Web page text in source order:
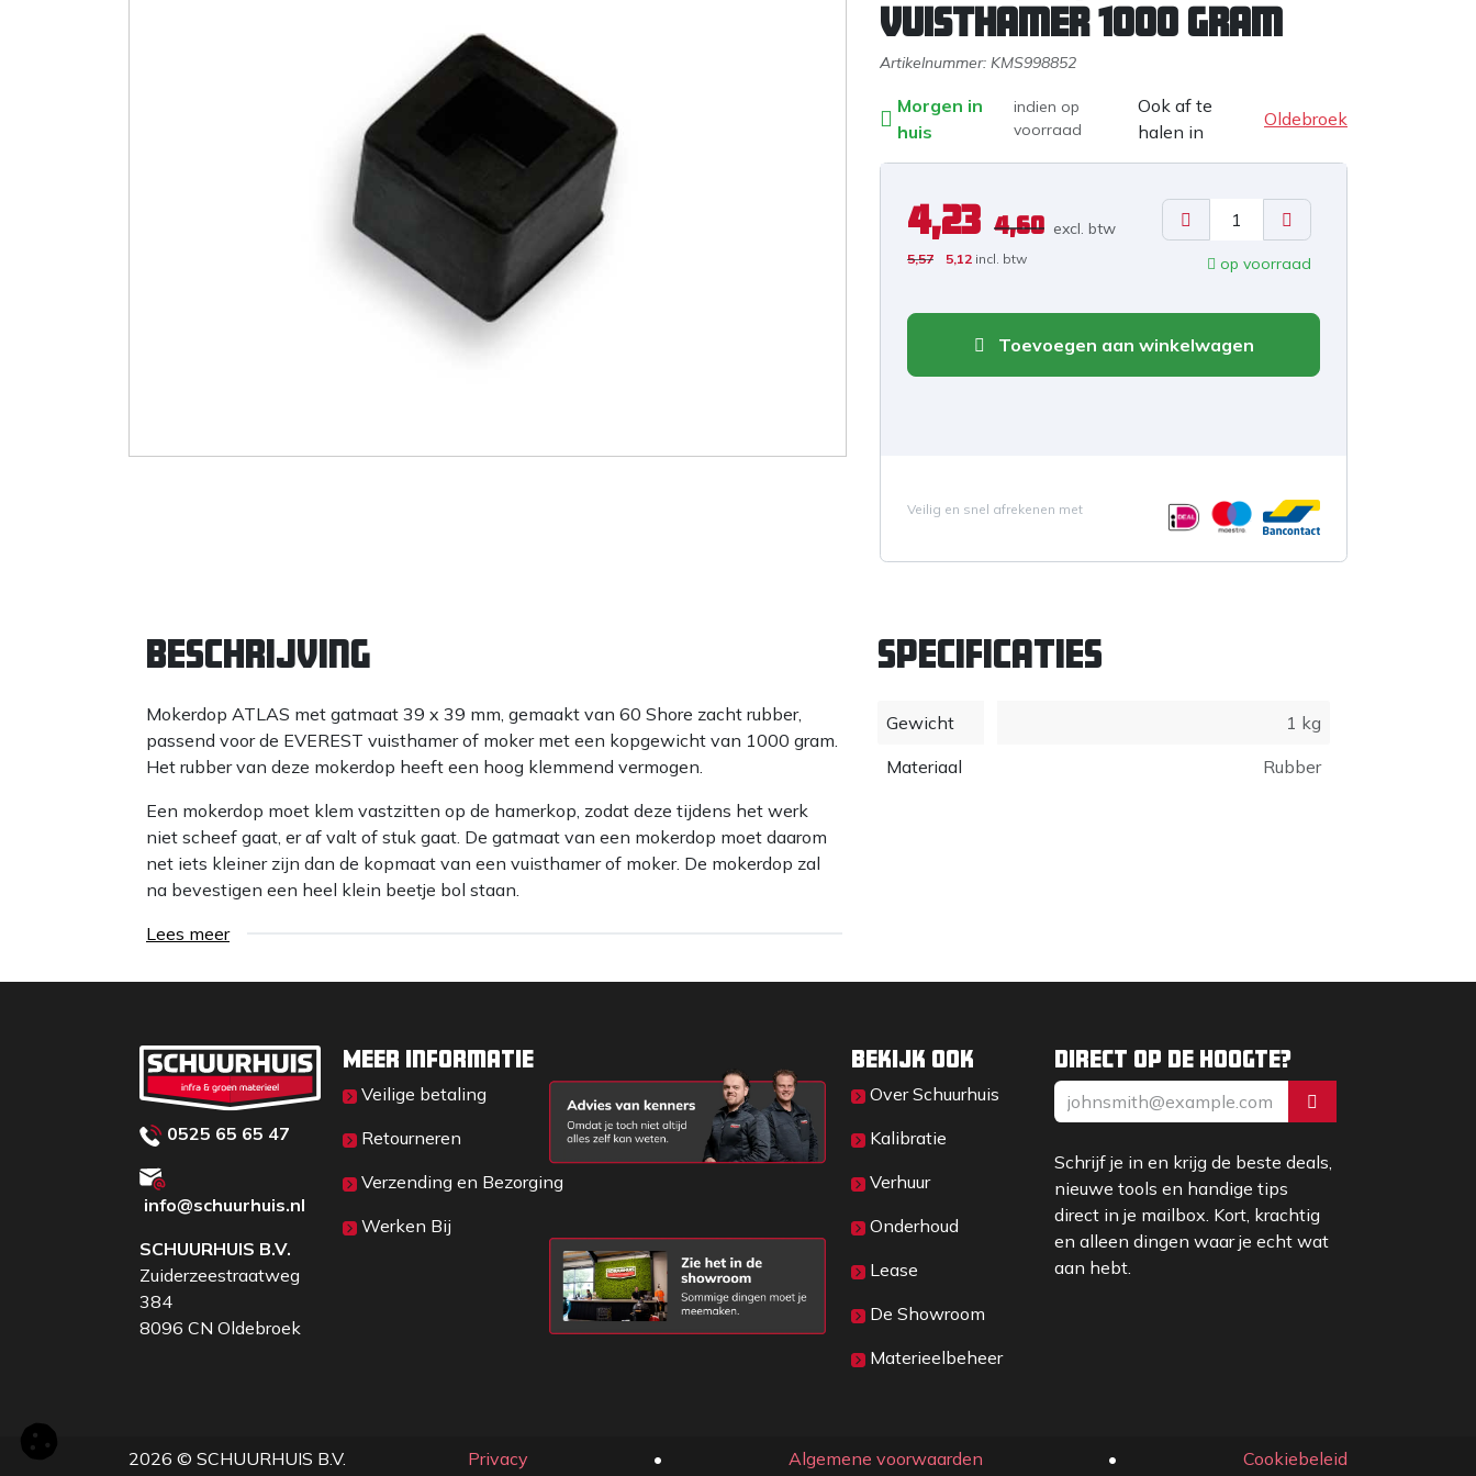
vuisthamer 1000 gram
Artikelnummer: KMS998852
Morgen in
huis
indien op
voorraad
Ook af te
halen in
Oldebroek
4,23 4,60 excl. btw
5,57 5,12 incl. btw op voorraad
Toevoegen aan winkelwagen
Veilig en snel afrekenen met
Beschrijving
Mokerdop ATLAS met gatmaat 39 x 39 mm, gemaakt van 60 Shore zacht rubber,
passend voor de EVEREST vuisthamer of moker met een kopgewicht van 1000 gram.
Het rubber van deze mokerdop heeft een hoog klemmend vermogen.
Een mokerdop moet klem vastzitten op de hamerkop, zodat deze tijdens het werk
niet scheef gaat, er af valt of stuk gaat. De gatmaat van een mokerdop moet daarom
net iets kleiner zijn dan de kopmaat van een vuisthamer of moker. De mokerdop zal
na bevestigen een heel klein beetje bol staan.
Anderzijds mag een mokerdop niet te klein zijn. Een te kleine mokerdop zal tijdens
Lees meer
Specificaties
Gewicht
1 kg
Materiaal
Rubber
Direct op de hoogte?
Schrijf je in en krijg de beste deals,
nieuwe tools en handige tips
direct in je mailbox. Kort, krachtig
en alleen dingen waar je echt wat
aan hebt.
Bekijk ook
Over Sc​huurhuis
Kalibratie
Verhuur
Onderhoud
Lease
De Showroom
Materieelbeheer
0525 65 65 47
info@schuurhuis.nl
SCHUURHUIS B.V.
Zuiderzeestraatweg
384
8096 CN Oldebroek
Meer informatie
Veilige betaling
Retourneren
Verzending en Bezorging
Werken Bij
2026 © SCHUURHUIS B.V. Privacy ​• ​ Algemene voorwaarden • Cookiebeleid